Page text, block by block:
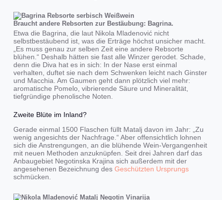
Braucht andere Rebsorten zur Bestäubung: Bagrina.
Etwa die Bagrina, die laut Nikola Mladenović nicht
selbstbestäubend ist, was die Erträge höchst unsicher macht.
„Es muss genau zur selben Zeit eine andere Rebsorte
blühen.“ Deshalb hätten sie fast alle Winzer gerodet. Schade,
denn die Diva hat es in sich: In der Nase erst einmal
verhalten, duftet sie nach dem Schwenken leicht nach Ginster
und Macchia. Am Gaumen geht dann plötzlich viel mehr:
aromatische Pomelo, vibrierende Säure und Mineralität,
tiefgründige phenolische Noten.
Zweite Blüte im Inland?
Gerade einmal 1500 Flaschen füllt Matalj davon im Jahr: „Zu
wenig angesichts der Nachfrage.“ Aber offensichtlich lohnen
sich die Anstrengungen, an die blühende Wein-Vergangenheit
mit neuen Methoden anzuknüpfen. Seit drei Jahren darf das
Anbaugebiet Negotinska Krajina sich außerdem mit der
angesehenen Bezeichnung des Geschützten Ursprungs
schmücken.